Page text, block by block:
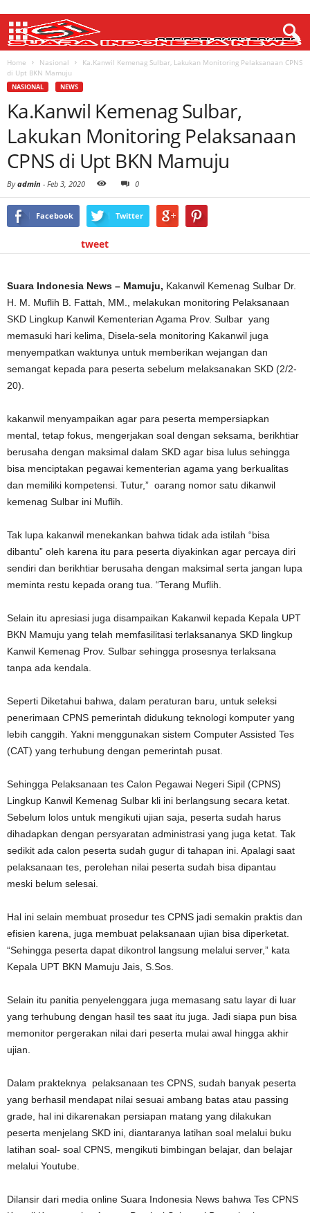
Home Nasional
Ka.Kanwil Kemenag Sulbar, Lakukan Monitoring Pelaksanaan CPNS
di Upt BKN Mamuju
NASIONAL NEWS
Ka.Kanwil Kemenag Sulbar,
Lakukan Monitoring Pelaksanaan
CPNS di Upt BKN Mamuju
Byadmin - Feb 3, 2020 0
Facebook Twitter
tweet
Suara Indonesia News – Mamuju, Kakanwil Kemenag Sulbar Dr.
H. M. Muflih B. Fattah, MM., melakukan monitoring Pelaksanaan
SKD Lingkup Kanwil Kementerian Agama Prov. Sulbar yang
memasuki hari kelima, Disela-sela monitoring Kakanwil juga
menyempatkan waktunya untuk memberikan wejangan dan
semangat kepada para peserta sebelum melaksanakan SKD (2/2-
20).
kakanwil menyampaikan agar para peserta mempersiapkan
mental, tetap fokus, mengerjakan soal dengan seksama, berikhtiar
berusaha dengan maksimal dalam SKD agar bisa lulus sehingga
bisa menciptakan pegawai kementerian agama yang berkualitas
dan memiliki kompetensi. Tutur,” oarang nomor satu dikanwil
kemenag Sulbar ini Muflih.
Tak lupa kakanwil menekankan bahwa tidak ada istilah “bisa
dibantu” oleh karena itu para peserta diyakinkan agar percaya diri
sendiri dan berikhtiar berusaha dengan maksimal serta jangan lupa
meminta restu kepada orang tua. “Terang Muflih.
Selain itu apresiasi juga disampaikan Kakanwil kepada Kepala UPT
BKN Mamuju yang telah memfasilitasi terlaksananya SKD lingkup
Kanwil Kemenag Prov. Sulbar sehingga prosesnya terlaksana
tanpa ada kendala.
Seperti Diketahui bahwa, dalam peraturan baru, untuk seleksi
penerimaan CPNS pemerintah didukung teknologi komputer yang
lebih canggih. Yakni menggunakan sistem Computer Assisted Tes
(CAT) yang terhubung dengan pemerintah pusat.
Sehingga Pelaksanaan tes Calon Pegawai Negeri Sipil (CPNS)
Lingkup Kanwil Kemenag Sulbar kli ini berlangsung secara ketat.
Sebelum lolos untuk mengikuti ujian saja, peserta sudah harus
dihadapkan dengan persyaratan administrasi yang juga ketat. Tak
sedikit ada calon peserta sudah gugur di tahapan ini. Apalagi saat
pelaksanaan tes, perolehan nilai peserta sudah bisa dipantau
meski belum selesai.
Hal ini selain membuat prosedur tes CPNS jadi semakin praktis dan
efisien karena, juga membuat pelaksanaan ujian bisa diperketat.
“Sehingga peserta dapat dikontrol langsung melalui server,” kata
Kepala UPT BKN Mamuju Jais, S.Sos.
Selain itu panitia penyelenggara juga memasang satu layar di luar
yang terhubung dengan hasil tes saat itu juga. Jadi siapa pun bisa
memonitor pergerakan nilai dari peserta mulai awal hingga akhir
ujian.
Dalam prakteknya pelaksanaan tes CPNS, sudah banyak peserta
yang berhasil mendapat nilai sesuai ambang batas atau passing
grade, hal ini dikarenakan persiapan matang yang dilakukan
peserta menjelang SKD ini, diantaranya latihan soal melalui buku
latihan soal- soal CPNS, mengikuti bimbingan belajar, dan belajar
melalui Youtube.
Dilansir dari media online Suara Indonesia News bahwa Tes CPNS